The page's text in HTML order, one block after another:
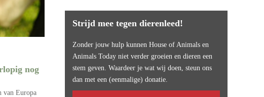
nog
van Europa
Strijd mee tegen dierenleed!
Zonder jouw hulp kunnen House of Animals en
Animals Today niet verder groeien en dieren een
stem geven. Waardeer je wat wij doen, steun ons
dan met een (eenmalige) donatie.